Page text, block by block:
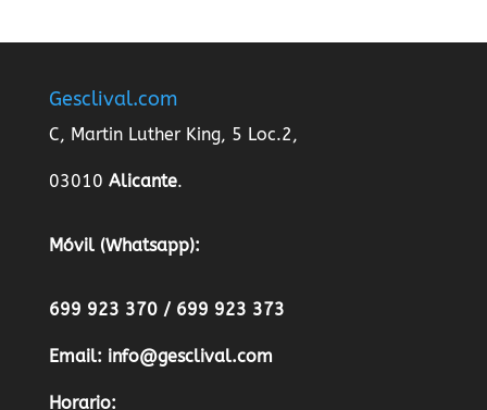
Gesclival.com
C, Martin Luther King, 5 Loc.2,
03010 Alicante.
Móvil (Whatsapp):
699 923 370 / 699 923 373
Email: info@gesclival.com
Horario: